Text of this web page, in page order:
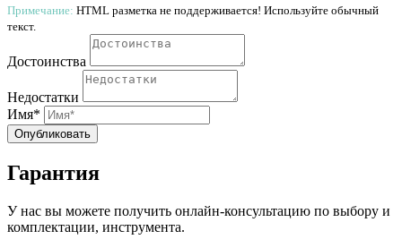
Примечание: HTML разметка не поддерживается! Используйте обычный
текст.
Достоинства
Недостатки
Имя*
Опубликовать
Гарантия
У нас вы можете получить онлайн-консультацию по выбору и
комплектации, инструмента.